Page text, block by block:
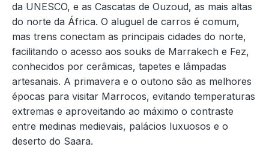
da UNESCO, e as Cascatas de Ouzoud, as mais altas
do norte da África. O aluguel de carros é comum,
mas trens conectam as principais cidades do norte,
facilitando o acesso aos souks de Marrakech e Fez,
conhecidos por cerâmicas, tapetes e lâmpadas
artesanais. A primavera e o outono são as melhores
épocas para visitar Marrocos, evitando temperaturas
extremas e aproveitando ao máximo o contraste
entre medinas medievais, palácios luxuosos e o
deserto do Saara.